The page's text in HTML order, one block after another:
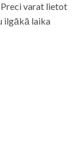
Preci varat lietot
ilgākā laika